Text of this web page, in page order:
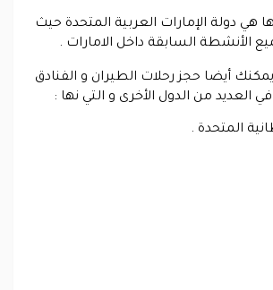
هي دولة الإمارات العربية المتحدة حيث
الأنشطة السابقة داخل الامارات .
أيضا حجز رحلات الطيران و الفنادق
في العديد من الدول الأخرى و التي نها :
المتحدة .